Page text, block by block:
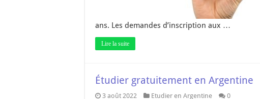
ans. Les demandes d’inscription aux …
Lire la suite
Étudier gratuitement en Argentine
3 août 2022 Etudier en Argentine 0